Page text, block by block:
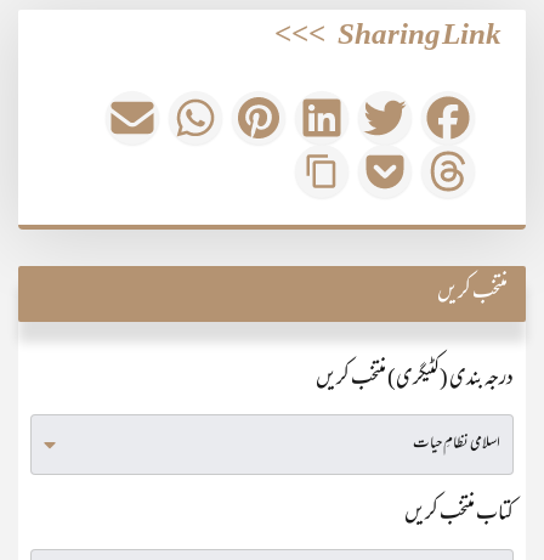
Sharing Link
>>>
منتخب کریں
درجہ بندی (کٹیگری) منتخب کریں
کتاب منتخب کریں